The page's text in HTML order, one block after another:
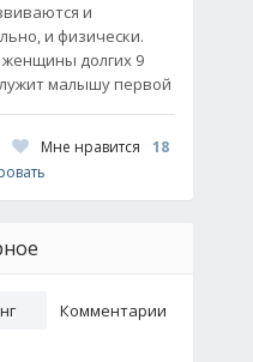
и
и физически.
долгих 9
малышу первой
Мне нравится
18
Комментарии